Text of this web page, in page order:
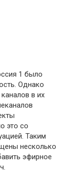
1 было
Однако
в их
это со
Таким
несколько
эфирное